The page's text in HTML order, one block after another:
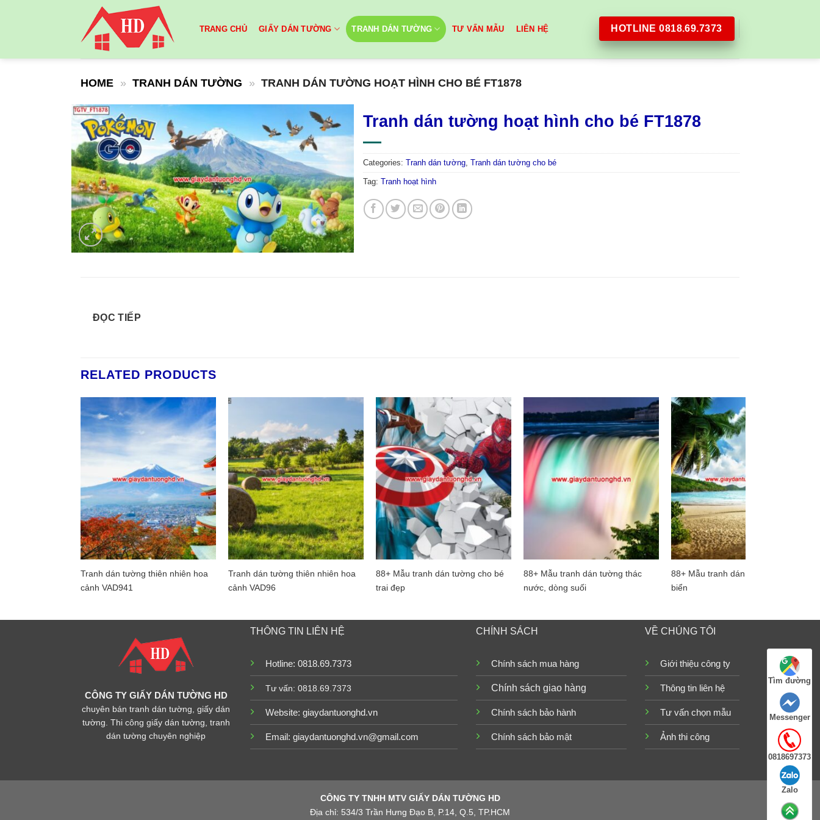
TRANG CHỦ GIẤY DÁN TƯỜNG TRANH DÁN TƯỜNG TƯ VẤN MẪU LIÊN HỆ HOTLINE 0818.69.7373
HOME » TRANH DÁN TƯỜNG » TRANH DÁN TƯỜNG HOẠT HÌNH CHO BÉ FT1878
Tranh dán tường hoạt hình cho bé FT1878
Categories: Tranh dán tường, Tranh dán tường cho bé
Tag: Tranh hoạt hình
ĐỌC TIẾP
RELATED PRODUCTS
Tranh dán tường thiên nhiên hoa
cảnh VAD941
Tranh dán tường thiên nhiên hoa
cảnh VAD96
88+ Mẫu tranh dán tường cho bé
trai đẹp
88+ Mẫu tranh dán tường thác
nước, dòng suối
88+ Mẫu tranh dán tường cảnh
biển
CÔNG TY GIẤY DÁN TƯỜNG HD
chuyên bán tranh dán tường, giấy dán
tường. Thi công giấy dán tường, tranh
dán tường chuyên nghiệp
THÔNG TIN LIÊN HỆ
Hotline: 0818.69.7373
Tư vấn: 0818.69.7373
Website: giaydantuonghd.vn
Email: giaydantuonghd.vn@gmail.com
CHÍNH SÁCH
Chính sách mua hàng
Chính sách giao hàng
Chính sách bảo hành
Chính sách bảo mật
VỀ CHÚNG TÔI
Giới thiệu công ty
Thông tin liên hệ
Tư vấn chọn mẫu
Ảnh thi công
CÔNG TY TNHH MTV GIẤY DÁN TƯỜNG HD
Địa chỉ: 534/3 Trần Hưng Đạo B, P.14, Q.5, TP.HCM
Tìm đường
Messenger
0818697373
Zalo